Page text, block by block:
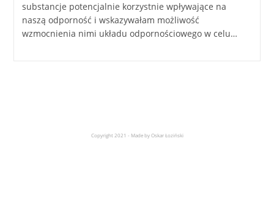
substancje potencjalnie korzystnie wpływające na
naszą odporność i wskazywałam możliwość
wzmocnienia nimi układu odpornościowego w celu…
Copyright 2021 - Made by Oskar Łoziński